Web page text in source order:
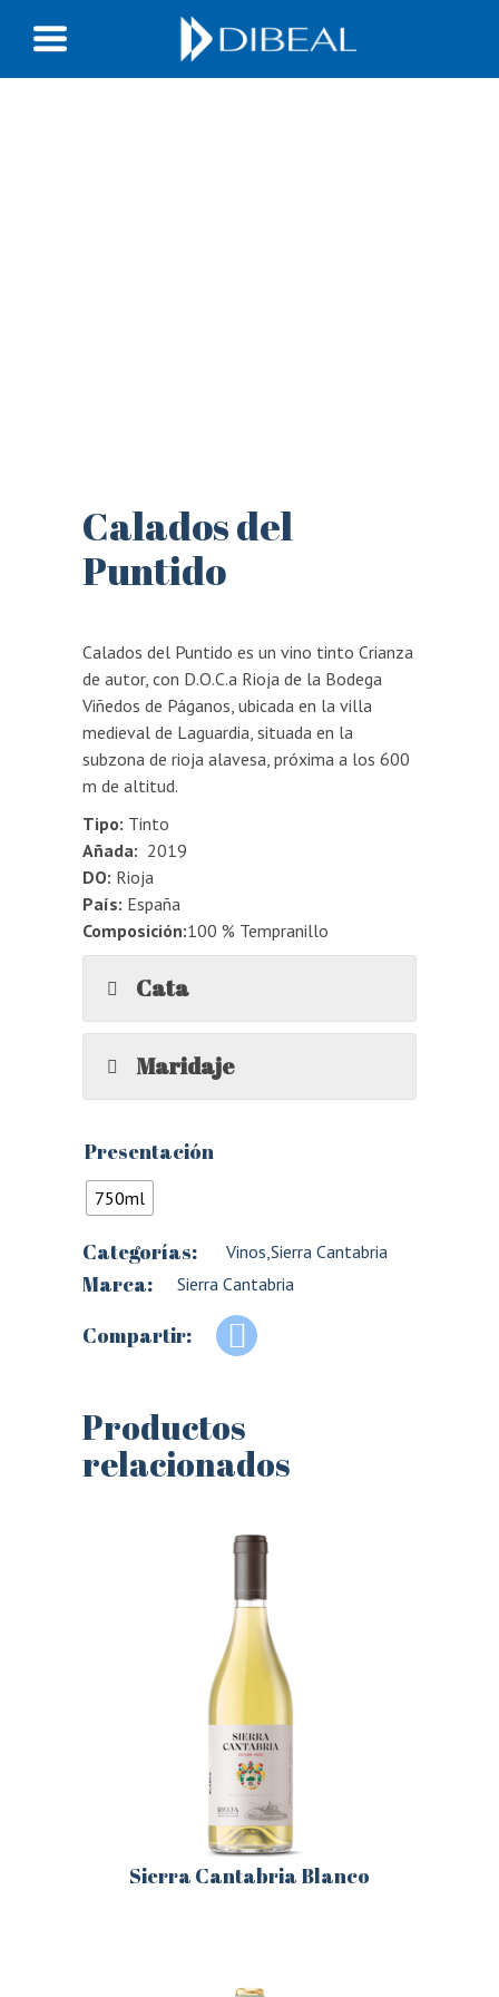
Calados del
Puntido
Calados del Puntido es un vino tinto Crianza
de autor, con D.O.C.a Rioja de la Bodega
Viñedos de Páganos, ubicada en la villa
medieval de Laguardia, situada en la
subzona de rioja alavesa, próxima a los 600
m de altitud.
Tipo: Tinto
Añada: 2019
DO: Rioja
País: España
Composición:100 % Tempranillo
Cata
Maridaje
Presentación
750ml
Categorías: Vinos,Sierra Cantabria
Marca: Sierra Cantabria
Compartir:
Productos
relacionados
Sierra Cantabria Blanco
variantes.